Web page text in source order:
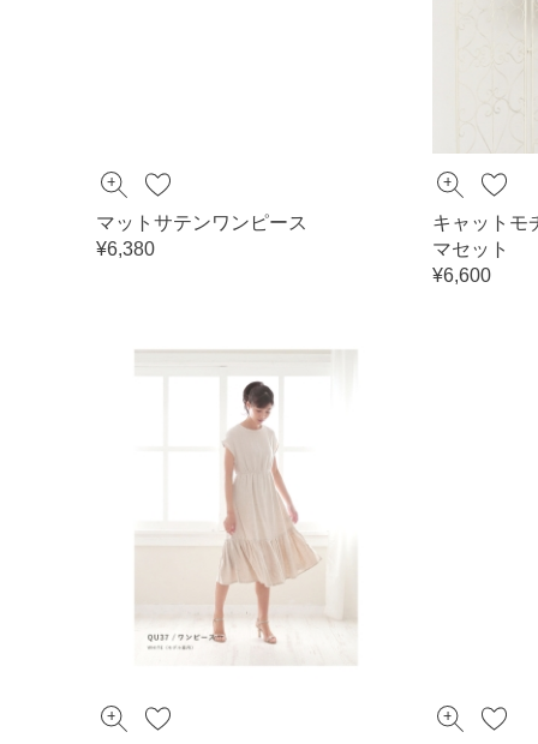
マットサテンワンピース
¥6,380
キャットモ
マセット
¥6,600